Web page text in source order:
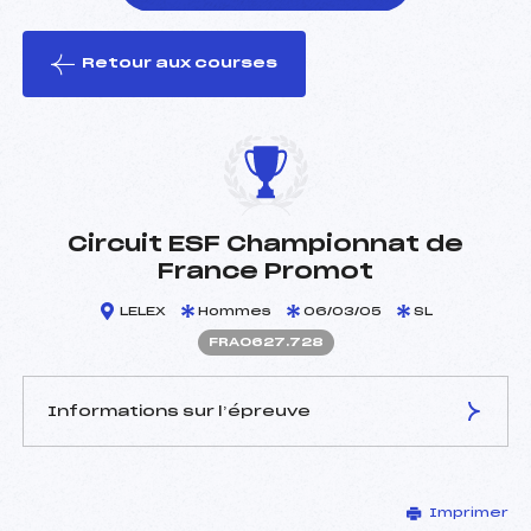
le ski
Retour aux courses
Circuit ESF Championnat de
France Promot
LELEX Hommes 06/03/05 SL
FRA0627.728
Informations sur l’épreuve
SCHÛPBACH URS (SUI)
Imprimer